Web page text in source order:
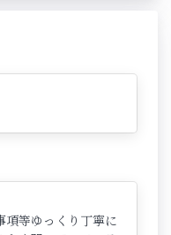
項等ゆっくり丁寧に